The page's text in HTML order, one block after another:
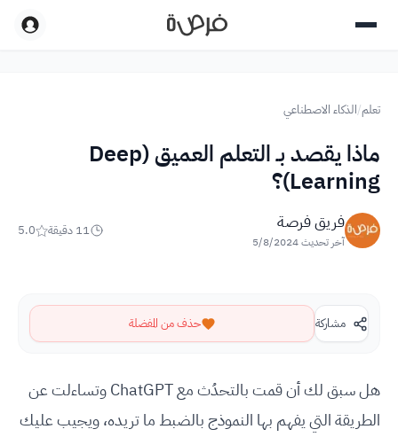
تعلم/الذكاء الاصطناعي
ماذا يقصد بـ التعلم العميق (Deep
Learning)؟
فريق فرصة
آخر تحديث5/8/2024
11 دقيقة 5.0
مشاركة حذف من المفضلة
هل سبق لك أن قمت بالتحدُث مع ChatGPT وتساءلت عن
الطريقة التي يفهم بها النموذج بالضبط ما تريده، ويجيب عليك